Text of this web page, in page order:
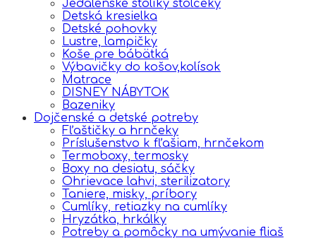
Jedálenské stolíky stolčeky
Detská kresielka
Detské pohovky
Lustre, lampičky
Koše pre bábätká
Výbavičky do košov,kolísok
Matrace
DISNEY NÁBYTOK
Bazeniky
Dojčenské a detské potreby
Fľaštičky a hrnčeky
Príslušenstvo k fľašiam, hrnčekom
Termoboxy, termosky
Boxy na desiatu, sáčky
Ohrievace lahvi, sterilizatory
Taniere, misky, príbory
Cumlíky, retiazky na cumlíky
Hryzátka, hrkálky
Potreby a pomôcky na umývanie fliaš